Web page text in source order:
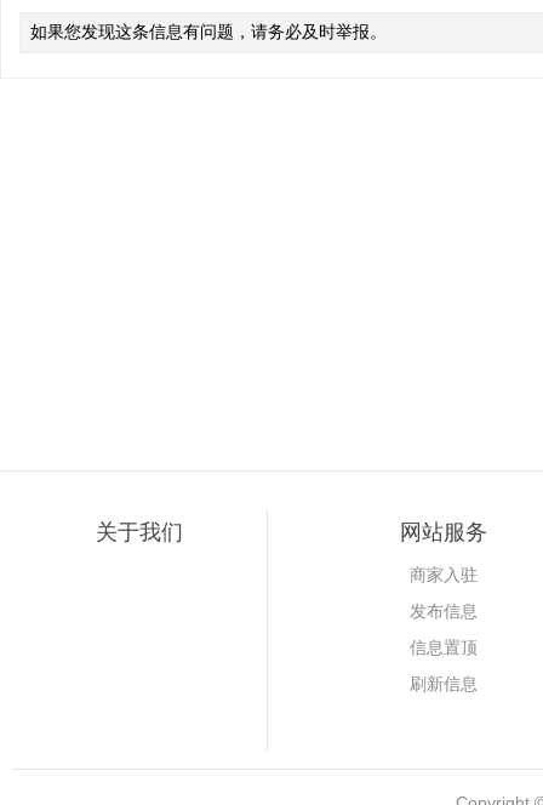
如果您发现这条信息有问题，请务必及时举报。
关于我们 网站服务
商家入驻
发布信息
信息置顶
刷新信息